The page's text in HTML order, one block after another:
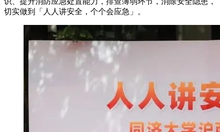
切实做到「人人讲安全，个个会应急」。